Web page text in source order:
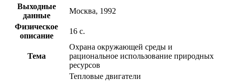
Выходные
данные
Москва, 1992
Физическое
описание
16 с.
Тема
Охрана окружающей среды и
рациональное использование природных
ресурсов
Тепловые двигатели